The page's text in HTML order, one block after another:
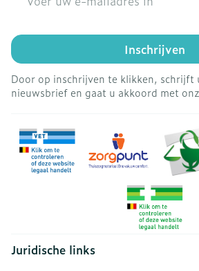
Inschrijven
Door op inschrijven te klikken, schrijft
nieuwsbrief en gaat u akkoord met
Juridische links